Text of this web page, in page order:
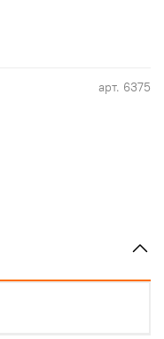
арт. 6375